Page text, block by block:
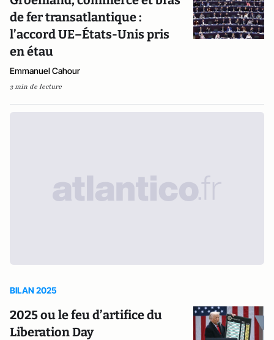
de fer transatlantique :
l’accord UE–États-Unis pris
en étau
Emmanuel Cahour
3 min de lecture
BILAN 2025
2025 ou le feu d’artifice du
Liberation Day